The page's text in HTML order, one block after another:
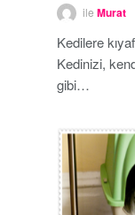
ile Murat
Kedilere
Kedinizi,
gibi…